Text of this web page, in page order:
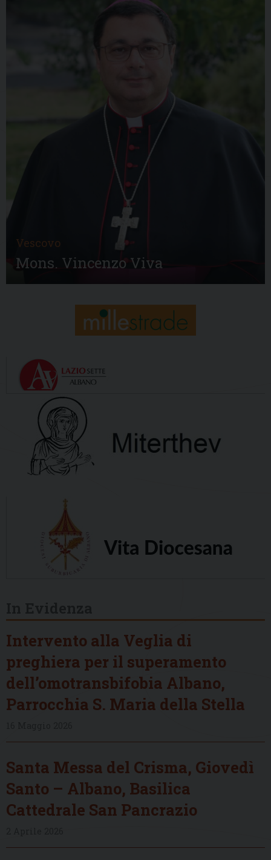
Vescovo
Mons. Vincenzo Viva
Intervento alla Veglia di
preghiera per il superamento
dell’omotransbifobia Albano,
Parrocchia S. Maria della Stella
Santa Messa del Crisma, Giovedì
Santo – Albano, Basilica
Cattedrale San Pancrazio